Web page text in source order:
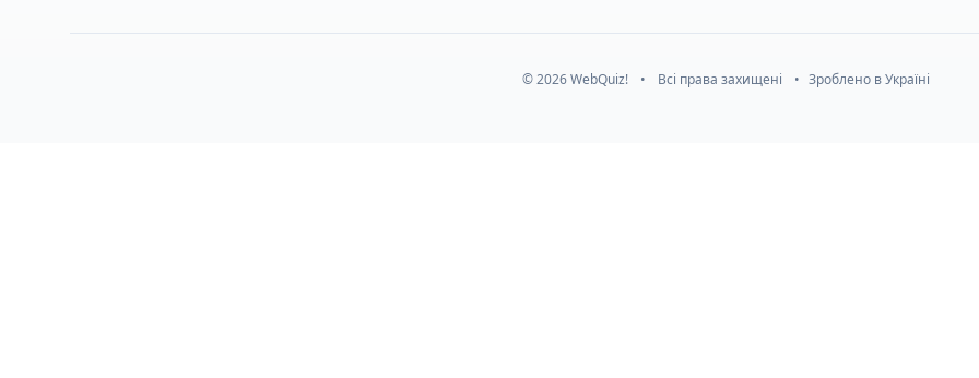
© 2026 WebQuiz! • Всі права захищені • Зроблено в Україні